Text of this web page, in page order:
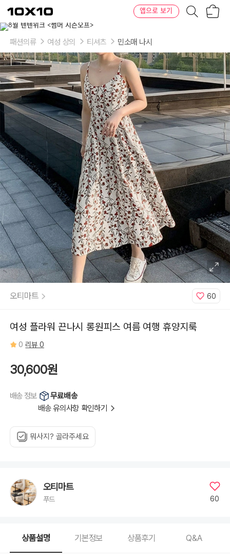
텐
바
텐
앱으로 보기
이
상
션
-
옵
션
선
ONE-
L,
ONE-
XL
패션의류 여성 상의 티셔츠 민소매 나시
오티마트 60
여성 플라워 끈나시 롱원피스 여름 여행 휴양지룩
0 리뷰 0
30,600원
배송 정보
무료배송
배송 유의사항 확인하기
뭐사지? 골라주세요
오티마트
푸드 60
상품설명 기본정보 상품후기 Q&A